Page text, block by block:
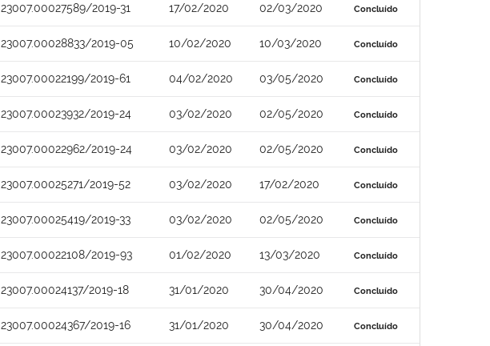
23007.00027589/2019-31 17/02/2020 02/03/2020 Concluído
23007.00028833/2019-05 10/02/2020 10/03/2020 Concluído
23007.00022199/2019-61 04/02/2020 03/05/2020 Concluído
23007.00023932/2019-24 03/02/2020 02/05/2020 Concluído
23007.00022962/2019-24 03/02/2020 02/05/2020 Concluído
23007.00025271/2019-52 03/02/2020 17/02/2020 Concluído
23007.00025419/2019-33 03/02/2020 02/05/2020 Concluído
23007.00022108/2019-93 01/02/2020 13/03/2020 Concluído
23007.00024137/2019-18 31/01/2020 30/04/2020 Concluído
23007.00024367/2019-16 31/01/2020 30/04/2020 Concluído